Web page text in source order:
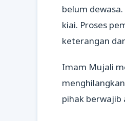
belum
kiai. Proses
keterangan
Imam Mujali
pihak berwajib